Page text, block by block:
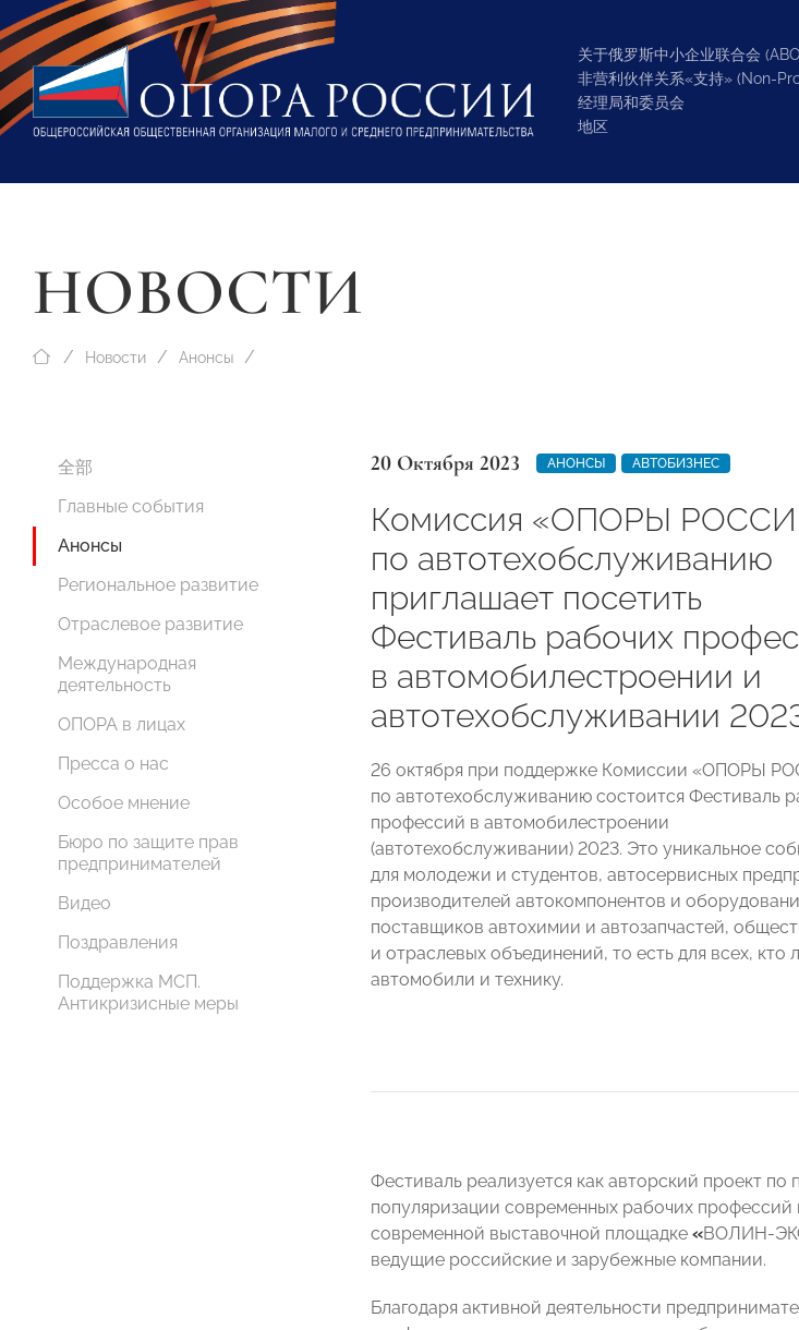
关于俄罗斯中小企业联合会
非营利伙伴关系«支持» (Non-
经理局和委员会
地区
НОВОСТИ
Новости Анонсы
全部
Главные события
Анонсы
Региональное развитие
Отраслевое развитие
Международная
деятельность
ОПОРА в лицах
Пресса о нас
Особое мнение
Бюро по защите прав
предпринимателей
Видео
Поздравления
Поддержка МСП.
Антикризисные меры
20 Октября 2023 АНОНСЫ АВТОБИЗНЕС
Комиссия «ОПОРЫ
по автотехобслуживанию
приглашает посетить
Фестиваль рабочих
в автомобилестроении и
автотехобслуживании
26 октября при поддержке Комиссии «ОПОРЫ
по автотехобслуживанию состоится Фестиваль
профессий в автомобилестроении
(автотехобслуживании) 2023. Это уникальное
для молодежи и студентов, автосервисных
производителей автокомпонентов и
поставщиков автохимии и автозапчастей,
и отраслевых объединений, то есть для всех, кто
автомобили и технику.
Фестиваль реализуется как авторский проект
популяризации современных рабочих
современной выставочной площадке «ВОЛИН-
ведущие российские и зарубежные компании.
Благодаря активной деятельности